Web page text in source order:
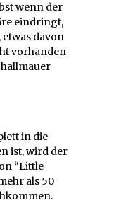
wenn der
eindringt,
davon
vorhanden
in die
ist, wird der
“Little
als 50